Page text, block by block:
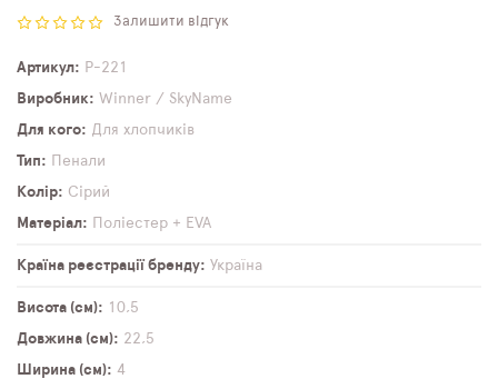
Залишити відгук
Артикул
P-221
Виробник
Winner / SkyName
Для кого
Для хлопчиків
Тип
Пенали
Колір
Сірий
Матеріал
Поліестер + EVA
Країна реєстрації бренду Україна
Висота (см)
10,5
Довжина (см)
22,5
Ширина (см)
4